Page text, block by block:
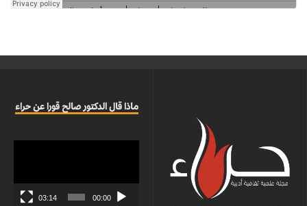
ماذا قال الدكتور صالح قورا عن حراء
00:00
03:14